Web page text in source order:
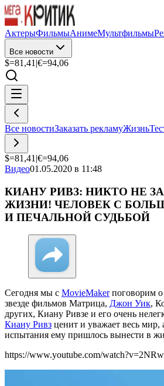
АктерыФильмыАнимеМультфильмы
Все новости
$=81,41 |€=94,06
Все новостиЗаказать рекламуЖизнь
$=81,41 |€=94,06
Видео01.05.2020 в 11:48
КИАНУ РИВЗ: НИКТО НЕ
ЖИЗНИ! ЧЕЛОВЕК С
И ПЕЧАЛЬНОЙ СУДЬБОЙ
Сегодня мы с MovieMakerпоговорим
звезде фильмов Матрица, Джон Уик,
других, Киану Ривзе и его очень
Киану Ривз ценит и уважает весь мир,
испытания ему пришлось вынести в
https://www.youtube.com/